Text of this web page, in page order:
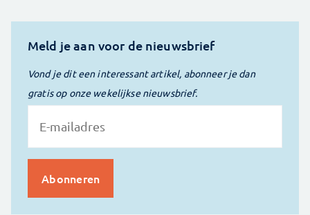
Meld je aan voor de nieuwsbrief
Vond je dit een interessant artikel, abonneer je dan
gratis op onze wekelijkse nieuwsbrief.